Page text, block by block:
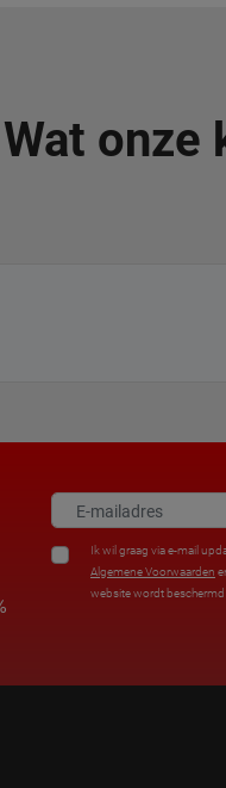
Wat onze
Ik wil graag via e-mail
Algemene Voorwaarden
website wordt